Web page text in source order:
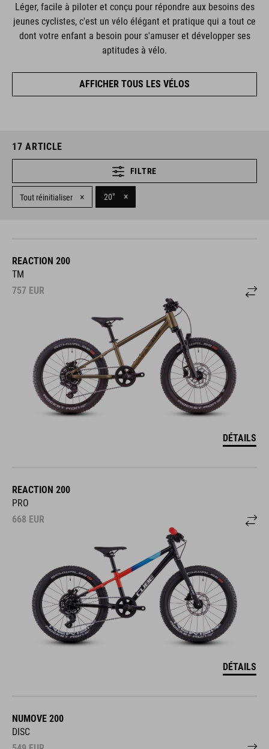
Léger, facile à piloter et conçu pour répondre aux besoins des
jeunes cyclistes, c'est un vélo élégant et pratique qui a tout ce
dont votre enfant a besoin pour s'amuser et développer ses
aptitudes à vélo.
AFFICHER TOUS LES VÉLOS
17 ARTICLE
FILTRE
Tout réinitialiser × 20" ×
REACTION 200
TM
757 EUR
DÉTAILS
REACTION 200
PRO
668 EUR
DÉTAILS
NUMOVE 200
DISC